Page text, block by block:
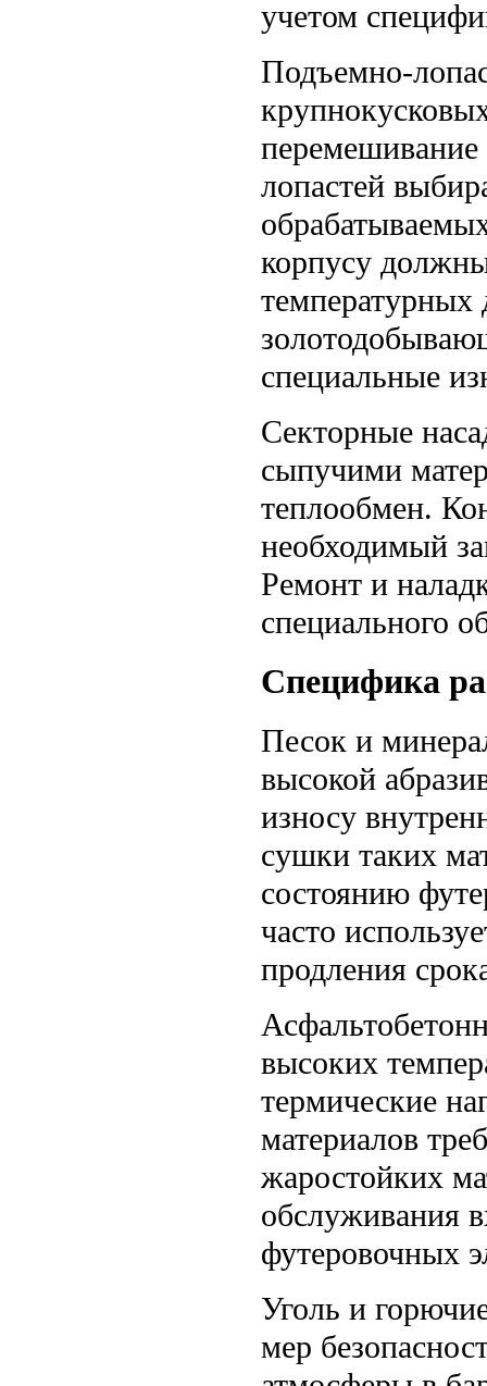
учетом
Подъемно-
перемешивание
лопастей
корпусу
специальные
Секторные
сыпучими
теплообмен.
необходимый
Ремонт и
специального
Специфика
Песок и
высокой
износу
сушки таких
состоянию
часто
продления
высоких
термические
материалов
жаростойких
обслуживания
футеровочных
Уголь и
мер